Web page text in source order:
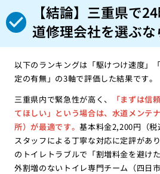
【結論】三重県で
道修理会社を選ぶな
以下のランキングは「駆けつけ速度」
定の有無」の3軸で評価した結果です。
三重県内で緊急性が高く、
「まずは信
てほしい」という場合は、水道メンテ
所）が最適です。基本料金2,200円（
スタッフによる丁寧な対応に定評があ
のトイレトラブルで「割増料金を避け
外割増のないトイレ専門チーム（四日